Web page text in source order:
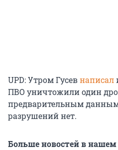
UPD: Утром Гусевнаписал
ПВО уничтожили один
предварительным
разрушений нет.
Больше новостей в